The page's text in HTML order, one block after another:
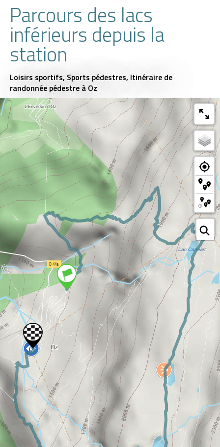
Parcours des lacs
inférieurs depuis la
station
Loisirs sportifs, Sports pédestres, Itinéraire de
randonnée pédestre à Oz